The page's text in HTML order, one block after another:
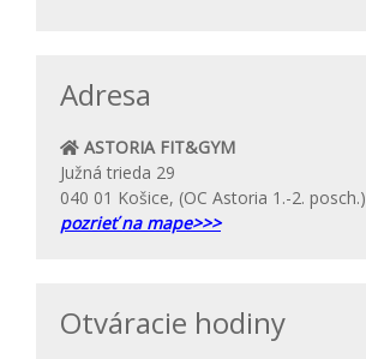
Adresa
ASTORIA FIT&GYM
Južná trieda 29
040 01 Košice, (OC Astoria 1.-2. posch.)
pozrieť na mape>>>
Otváracie hodiny